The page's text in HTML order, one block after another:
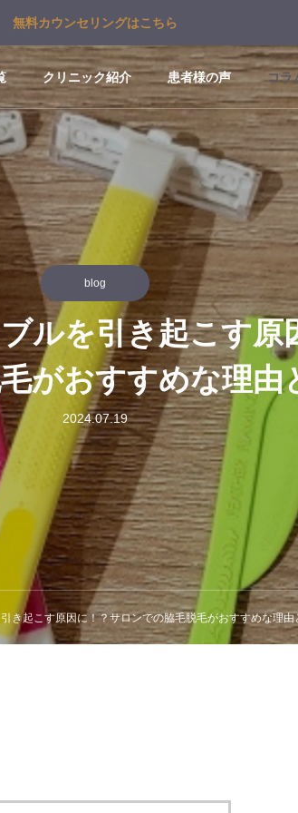
無料カウンセリングはこちら
クリニック紹介 患者様の声 コラ
blog
ルを引き起こす原
がおすすめな理由
2024.07.19
き起こす原因に！？サロンでの脇毛脱毛がおすすめな理由